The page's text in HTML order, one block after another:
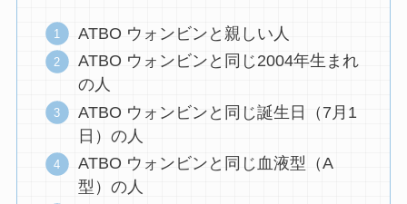
ATBO ウォンビンと親しい人
ATBO ウォンビンと同じ2004年生まれ
の人
ATBO ウォンビンと同じ誕生日（7月1
日）の人
ATBO ウォンビンと同じ血液型（A
型）の人